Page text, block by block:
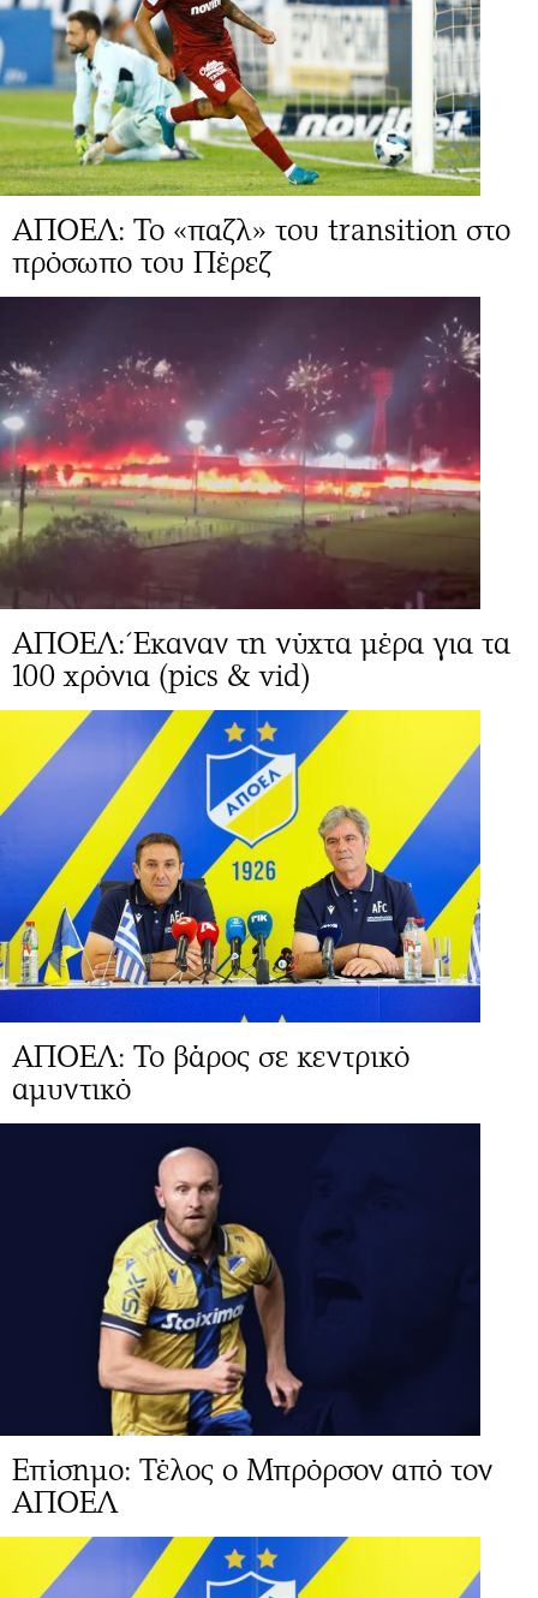
ΑΠΟΕΛ: To «παζλ» του transition στο
πρόσωπο του Πέρεζ
ΑΠΟΕΛ: Έκαναν τη νύχτα μέρα για τα
100 χρόνια (pics & vid)
ΑΠΟΕΛ: Το βάρος σε κεντρικό
αμυντικό
Επίσημο: Τέλος ο Μπρόρσον από τον
ΑΠΟΕΛ